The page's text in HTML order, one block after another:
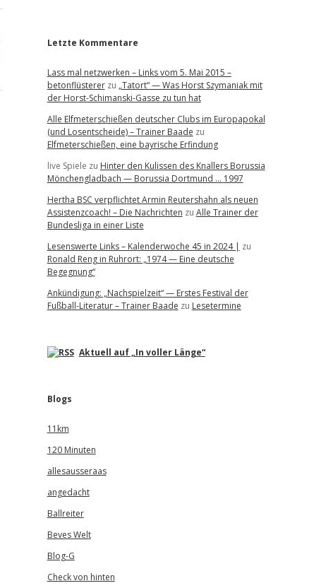
Letzte Kommentare
Lass mal netzwerken – Links vom 5. Mai 2015 –
betonflüstererzu „Tatort“ — Was Horst Szymaniak mit
der Horst-Schimanski-Gasse zu tun hat
Alle Elfmeterschießen deutscher Clubs im Europapokal
(und Losentscheide) – Trainer Baade zu
Elfmeterschießen, eine bayrische Erfindung
live Spiele zu Hinter den Kulissen des Knallers Borussia
Mönchengladbach — Borussia Dortmund … 1997
Hertha BSC verpflichtet Armin Reutershahn als neuen
Assistenzcoach! – Die Nachrichten zu Alle Trainer der
Bundesliga in einer Liste
Lesenswerte Links – Kalenderwoche 45 in 2024 | zu
Ronald Reng in Ruhrort: „1974 — Eine deutsche
Begegnung“
Ankündigung: „Nachspielzeit“ — Erstes Festival der
Fußball-Literatur – Trainer Baade zu Lesetermine
Aktuell auf „In voller Länge“
Blogs
11km
120 Minuten
allesausseraas
angedacht
Ballreiter
Beves Welt
Blog-G
Check von hinten